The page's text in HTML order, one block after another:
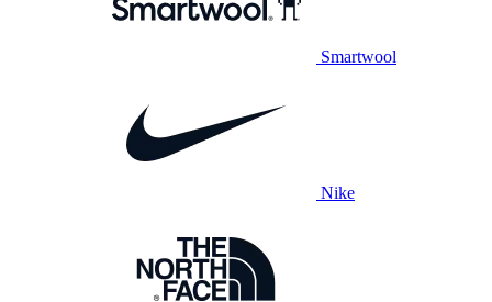
Smartwool
Nike